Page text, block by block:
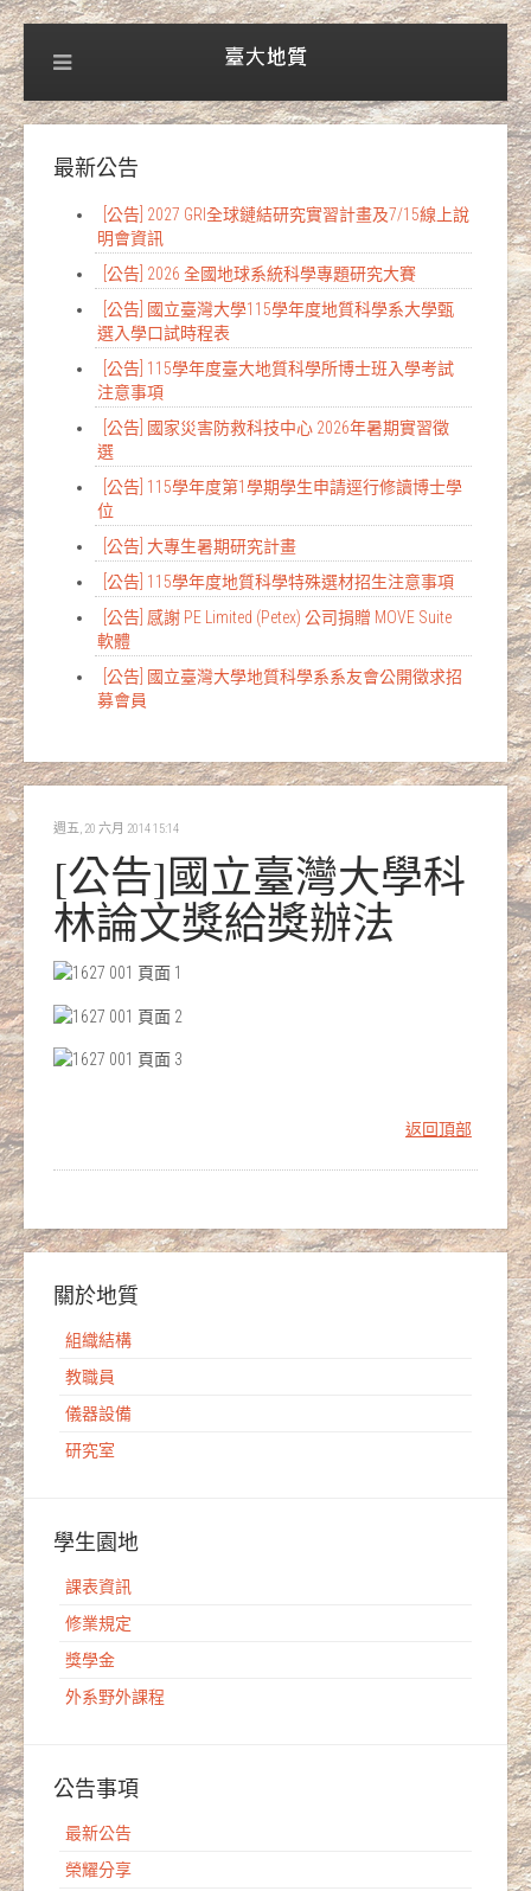
最新公告
[公告] 2027 GRI全球鏈結研究實習計畫及7/15線上說
明會資訊
[公告] 2026 全國地球系統科學專題研究大賽
[公告] 國立臺灣大學115學年度地質科學系大學甄
選入學口試時程表
[公告] 115學年度臺大地質科學所博士班入學考試
注意事項
[公告] 國家災害防救科技中心 2026年暑期實習徵
選
[公告] 115學年度第1學期學生申請逕行修讀博士學
位
[公告] 大專生暑期研究計畫
[公告] 115學年度地質科學特殊選材招生注意事項
[公告] 感謝 PE Limited (Petex) 公司捐贈 MOVE Suite
軟體
[公告] 國立臺灣大學地質科學系系友會公開徵求招
募會員
週五, 20 六月 2014 15:14
[公告]國立臺灣大學科
林論文獎給獎辦法
返回頂部
關於地質
組織結構
教職員
儀器設備
研究室
學生園地
課表資訊
修業規定
獎學金
外系野外課程
公告事項
最新公告
榮耀分享